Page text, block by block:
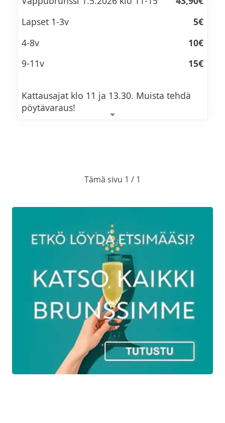
Lapset 1-3v
5€
4-8v
10€
9-11v
15€
Kattausajat klo 11 ja 13.30. Muista tehdä
pöytävaraus!
rypäleitä ja prosecco-vinegretti M. G. VEG.
Savulohi-parsapiirakka L.
Tuorekurkku-perunasalaatti M. G. VEG.
Kartanon italialiansalaattia ja savukinkkua
Ginisilakkaa M. G.
Sinappi-smetanasilli L. G.
Lämminsavulohta ja remouladekastiketta
Leikkelelajitelma M. G.
Marinoidut oliivit M. G.
Tämä sivu 1 / 1